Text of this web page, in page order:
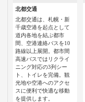
北都交通
北都交通は、札幌・新
千歳空港を起点として
道内各地を結ぶ都市
間、空港連絡バスを10
路線以上展開。都市間
高速バスではリクライ
ニング対応の3列シー
ト、トイレを完備。観
光地や空港へのアクセ
スに便利で快適な移動
を提供します。